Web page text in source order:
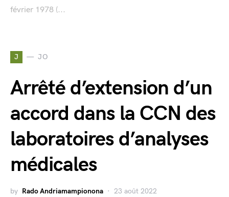
février 1978 (...
J JO
Arrêté d’extension d’un
accord dans la CCN des
laboratoires d’analyses
médicales
by Rado Andriamampionona 23 août 2022